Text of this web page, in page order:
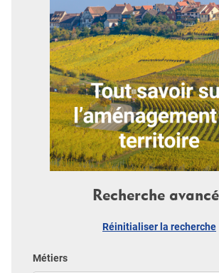
Recherche
Réinitialiser la recherche
Métiers